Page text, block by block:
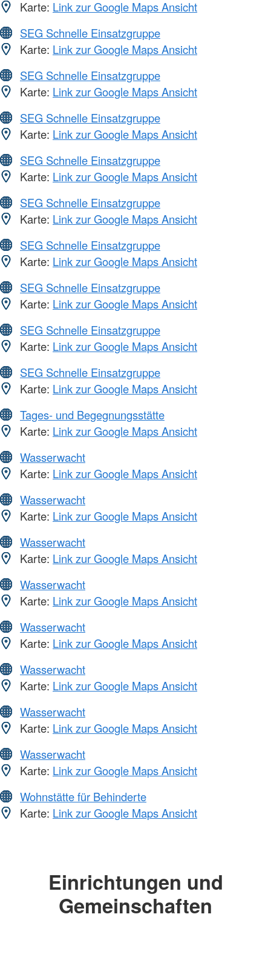
Karte: Link zur Google Maps Ansicht
SEG Schnelle Einsatzgruppe
Karte: Link zur Google Maps Ansicht
SEG Schnelle Einsatzgruppe
Karte: Link zur Google Maps Ansicht
SEG Schnelle Einsatzgruppe
Karte: Link zur Google Maps Ansicht
SEG Schnelle Einsatzgruppe
Karte: Link zur Google Maps Ansicht
SEG Schnelle Einsatzgruppe
Karte: Link zur Google Maps Ansicht
SEG Schnelle Einsatzgruppe
Karte: Link zur Google Maps Ansicht
SEG Schnelle Einsatzgruppe
Karte: Link zur Google Maps Ansicht
SEG Schnelle Einsatzgruppe
Karte: Link zur Google Maps Ansicht
SEG Schnelle Einsatzgruppe
Karte: Link zur Google Maps Ansicht
Tages- und Begegnungsstätte
Karte: Link zur Google Maps Ansicht
Wasserwacht
Karte: Link zur Google Maps Ansicht
Wasserwacht
Karte: Link zur Google Maps Ansicht
Wasserwacht
Karte: Link zur Google Maps Ansicht
Wasserwacht
Karte: Link zur Google Maps Ansicht
Wasserwacht
Karte: Link zur Google Maps Ansicht
Wasserwacht
Karte: Link zur Google Maps Ansicht
Wasserwacht
Karte: Link zur Google Maps Ansicht
Wasserwacht
Karte: Link zur Google Maps Ansicht
Wohnstätte für Behinderte
Karte: Link zur Google Maps Ansicht
Einrichtungen und
Gemeinschaften